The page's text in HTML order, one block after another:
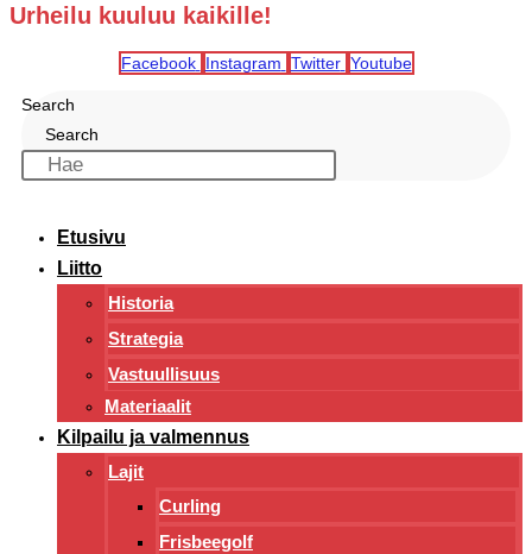
Urheilu kuuluu kaikille!
Facebook Instagram Twitter Youtube
Search
Search
Etusivu
Liitto
Historia
Strategia
Vastuullisuus
Materiaalit
Kilpailu ja valmennus
Lajit
Curling
Frisbeegolf